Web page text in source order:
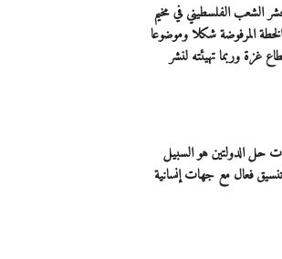
الشعب الفلسطيني في مخيم
المرفوضة شكلا وموضوعا
غزة وربما تهيئته لنشر
حل الدولتين هو السبيل
فعال مع جهات إنسانية